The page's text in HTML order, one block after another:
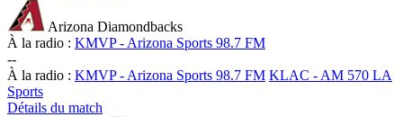
Arizona Diamondbacks
À la radio : KMVP - Arizona Sports 98.7 FM
--
À la radio : KMVP - Arizona Sports 98.7 FM KLAC - AM 570 LA
Sports
Détails du match